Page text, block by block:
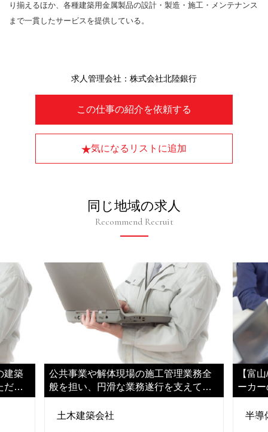
り揃えるほか、各種建築用金属製品の設計・製造・施工・メンテナンス
まで一貫したサービスを提供している。
この仕事の紹介を依頼する
気になるリストに追加
求人管理会社：株式会社北陸銀行
同じ地域の求人
Recommend Recruit
建築
だき
公共事業や解体現場の施工管理業務全
般を担い、円滑な業務遂行を支えてい
ただきます
土木建築会社
【富
ーカ
半導